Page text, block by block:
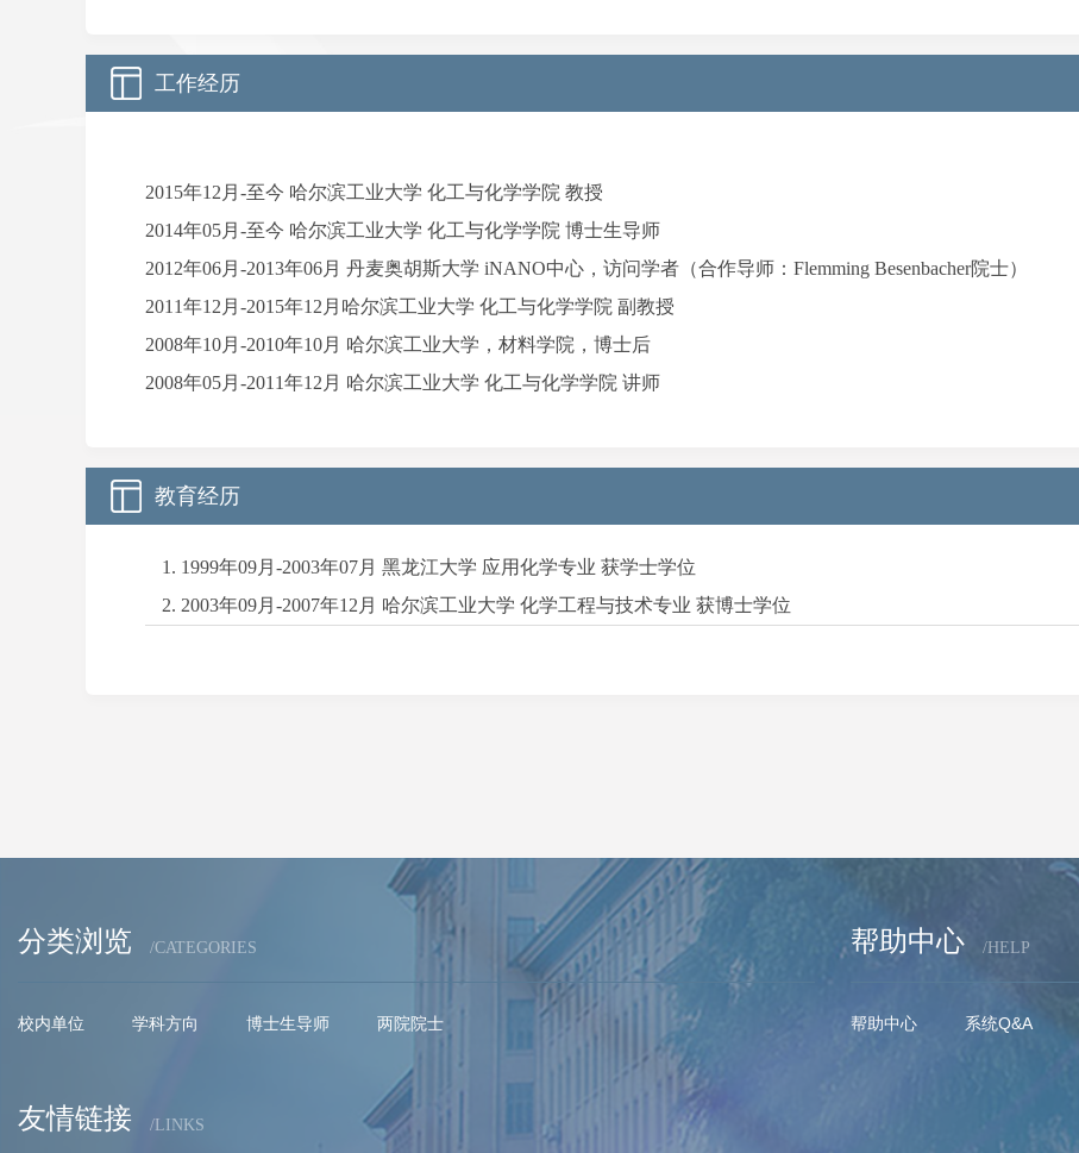
工作经历
2015年12月-至今 哈尔滨工业大学 化工与化学学院 教授
2014年05月-至今 哈尔滨工业大学 化工与化学学院 博士生导师
2012年06月-2013年06月 丹麦奥胡斯大学 iNANO中心，访问学者（合作导师：Flemming Besenbacher院士）
2011年12月-2015年12月哈尔滨工业大学 化工与化学学院 副教授
2008年10月-2010年10月 哈尔滨工业大学，材料学院，博士后
2008年05月-2011年12月 哈尔滨工业大学 化工与化学学院 讲师
教育经历
1999年09月-2003年07月 黑龙江大学 应用化学专业 获学士学位
2003年09月-2007年12月 哈尔滨工业大学 化学工程与技术专业 获博士学位
分类浏览 /CATEGORIES
校内单位 学科方向 博士生导师 两院院士
帮助中心 /HELP
帮助中心 系统Q&A
友情链接 /LINKS